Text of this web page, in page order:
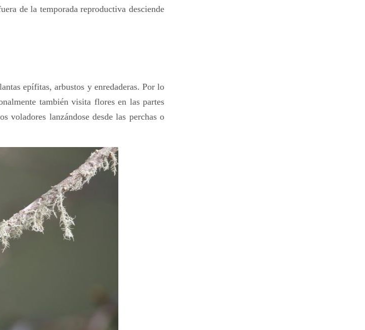
de la temporada reproductiva desciende
epífitas, arbustos y enredaderas. Por lo
también visita flores en las partes
voladores lanzándose desde las perchas o